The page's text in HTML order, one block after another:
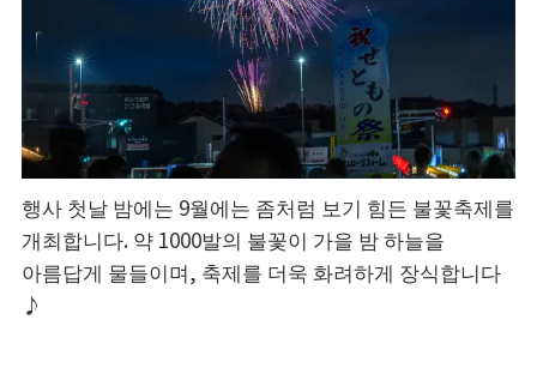
행사 첫날 밤에는 9월에는 좀처럼 보기 힘든 불꽃축제를
개최합니다. 약 1000발의 불꽃이 가을 밤 하늘을
아름답게 물들이며, 축제를 더욱 화려하게 장식합니다
♪